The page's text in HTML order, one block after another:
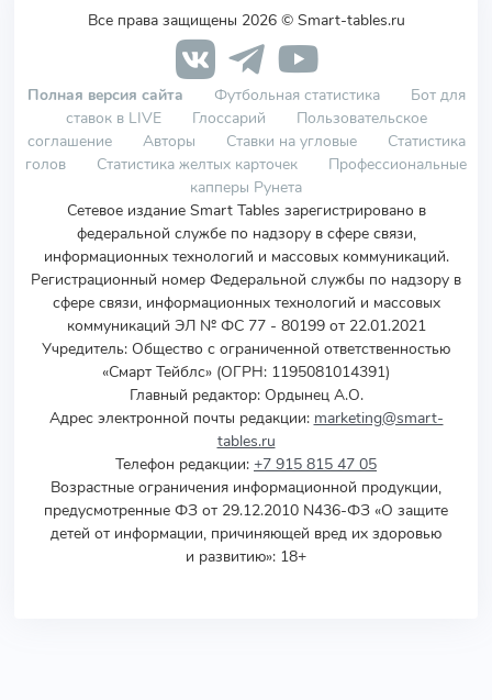
Все права защищены 2026 © Smart-tables.ru
Полная версия сайта Футбольная статистика
Бот для
ставок в LIVE
Глоссарий
Пользовательское
соглашение
Авторы Ставки на угловые
Статистика
голов
Статистика желтых карточек
Профессиональные
капперы Рунета
Сетевое издание Smart Tables зарегистрировано в
федеральной службе по надзору в сфере связи,
информационных технологий и массовых коммуникаций.
Регистрационный номер Федеральной службы по надзору в
сфере связи, информационных технологий и массовых
коммуникаций ЭЛ № ФС 77 - 80199 от 22.01.2021
Учредитель: Общество с ограниченной ответственностью
«Смарт Тейблс» (ОГРН: 1195081014391)
Главный редактор: Ордынец А.О.
Адрес электронной почты редакции: marketing@smart-
tables.ru
Телефон редакции: +7 915 815 47 05
Возрастные ограничения информационной продукции,
предусмотренные ФЗ от 29.12.2010 N436-ФЗ «О защите
детей от информации, причиняющей вред их здоровью
и развитию»: 18+